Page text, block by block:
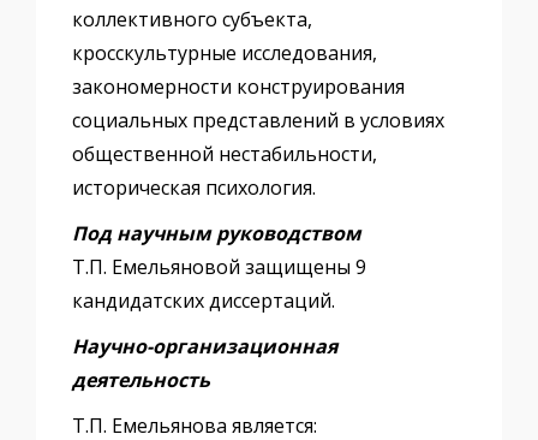
коллективного субъекта,
кросскультурные исследования,
закономерности конструирования
социальных представлений в условиях
общественной нестабильности,
историческая психология.
Под научным руководством
Т.П. Емельяновой защищены 9
кандидатских диссертаций.
Научно-организационная
деятельность
Т.П. Емельянова является: